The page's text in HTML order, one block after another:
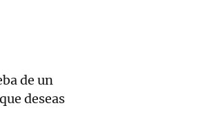
de un
deseas